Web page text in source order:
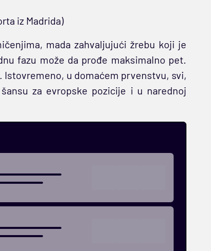
iz Madrida)
mada zahvaljujući žrebu koji je
fazu može da prođe maksimalno pet.
u domaćem prvenstvu, svi,
za evropske pozicije i u narednoj